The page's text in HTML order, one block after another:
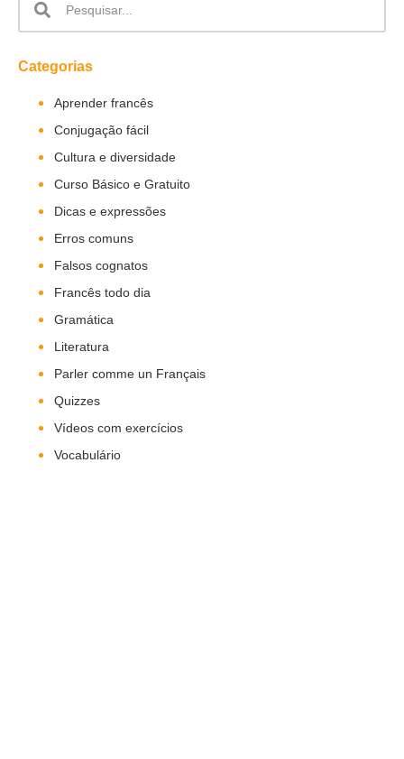
Categorias
Aprender francês
Conjugação fácil
Cultura e diversidade
Curso Básico e Gratuito
Dicas e expressões
Erros comuns
Falsos cognatos
Francês todo dia
Gramática
Literatura
Parler comme un Français
Quizzes
Vídeos com exercícios
Vocabulário